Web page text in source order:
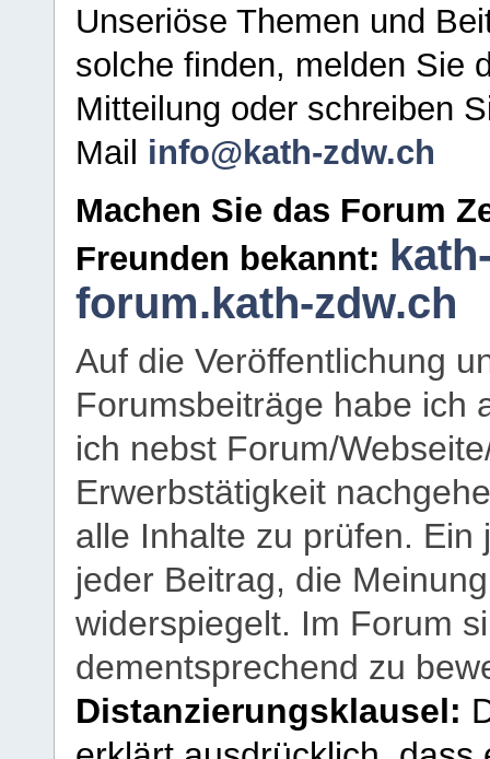
Unseriöse Themen und
solche finden, melden Sie
Mitteilung oder schreiben
Mail info@kath-zdw.ch
Machen Sie das Forum
Freunden bekannt:
forum.kath-zdw.ch
Auf die Veröffentlichung
Forumsbeiträge habe ich
ich nebst Forum/
Erwerbstätigkeit
alle Inhalte zu prüfen.
jeder Beitrag, die
widerspiegelt. Im Forum
dementsprechend zu
Distanzierungsklausel: